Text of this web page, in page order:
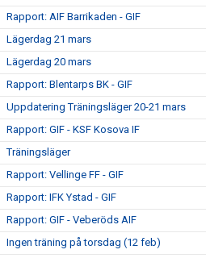
Rapport: AIF Barrikaden - GIF
Lägerdag 21 mars
Lägerdag 20 mars
Rapport: Blentarps BK - GIF
Uppdatering Träningsläger 20-21 mars
Rapport: GIF - KSF Kosova IF
Träningsläger
Rapport: Vellinge FF - GIF
Rapport: IFK Ystad - GIF
Rapport: GIF - Veberöds AIF
Ingen träning på torsdag (12 feb)